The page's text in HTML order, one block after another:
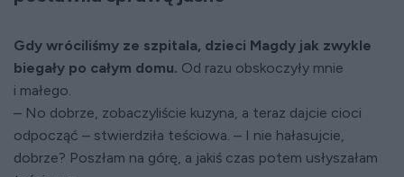
Gdy wróciliśmy ze szpitala, dzieci Magdy jak zwykle
biegały po całym domu. Od razu obskoczyły mnie
i małego.
– No dobrze, zobaczyliście kuzyna, a teraz dajcie cioci
odpocząć – stwierdziła teściowa. – I nie hałasujcie,
dobrze? Poszłam na górę, a jakiś czas potem usłyszałam